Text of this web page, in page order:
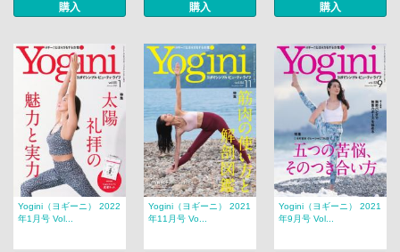
購入 購入 購入
Yogini（ヨギーニ） 2022
年1月号 Vol...
Yogini（ヨギーニ） 2021
年11月号 Vo...
Yogini（ヨギーニ） 2021
年9月号 Vol...